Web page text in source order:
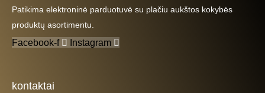
Patikima elektroninė parduotuvė su plačiu aukštos kokybės
produktų asortimentu.
Facebook-f Instagram
kontaktai